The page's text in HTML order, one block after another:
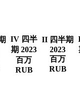
IV 四半
期 2023
百万
RUB
II 四半期
2023
百万
RUB